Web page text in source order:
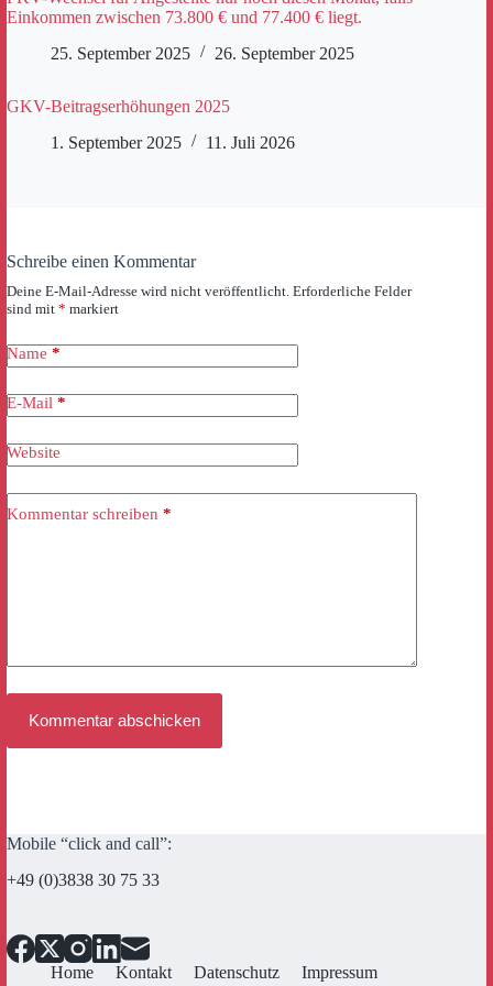
Einkommen zwischen 73.800 € und 77.400 € liegt.
25. September 2025
26. September 2025
GKV-Beitragserhöhungen 2025
1. September 2025
11. Juli 2026
Schreibe einen Kommentar
Deine E-Mail-Adresse wird nicht veröffentlicht. Erforderliche Felder
sind mit * markiert
Name *
E-Mail *
Website
Kommentar schreiben *
Kommentar abschicken
Mobile “click and call”:
+49 (0)3838 30 75 33
Home Kontakt Datenschutz Impressum